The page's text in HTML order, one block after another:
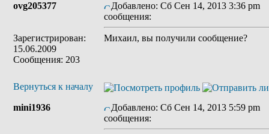
ovg205377
Зарегистрирован:
15.06.2009
Сообщения: 203
Добавлено: Сб Сен 14, 2013 3:36 pm
сообщения:
Михаил, вы получили сообщение?
Вернуться к началу
mini1936 Добавлено: Сб Сен 14, 2013 5:59 pm
сообщения: